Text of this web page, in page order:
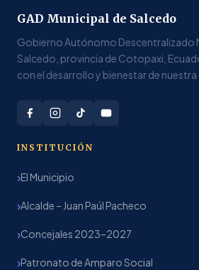
GAD Municipal de Salcedo
Gobierno Autónomo Descentralizado
Salcedo, provincia de Cotopaxi,
con el desarrollo y bienestar de
INSTITUCIÓN
El Municipio
Alcalde – Juan Paúl Pacheco
Concejales 2023–2027
Patronato de Amparo Social